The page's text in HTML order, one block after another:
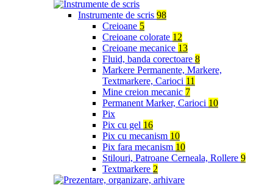
Instrumente de scris 98
Creioane 5
Creioane colorate 12
Creioane mecanice 13
Fluid, banda corectoare 8
Markere Permanente, Markere,
Textmarkere, Carioci 11
Mine creion mecanic 7
Permanent Marker, Carioci 10
Pix
Pix cu gel 16
Pix cu mecanism 10
Pix fara mecanism 10
Stilouri, Patroane Cerneala, Rollere 9
Textmarkere 2